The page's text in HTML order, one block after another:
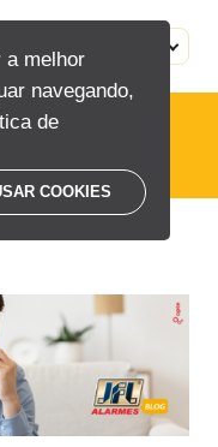
a melhor
navegando,
de
COOKIES
números da